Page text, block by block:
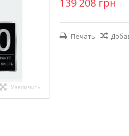
Увеличить
139 208 грн
Печать